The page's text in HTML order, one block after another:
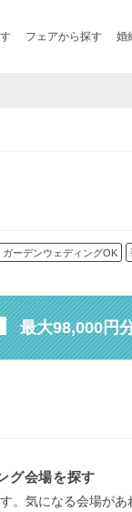
フェアから探す 婚
ガーデンウェディングOK
最大98,000円
グ会場を探す
。気になる会場が